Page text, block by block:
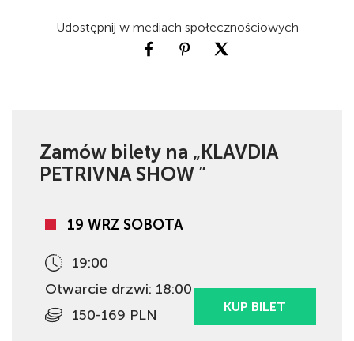
Udostępnij w mediach społecznościowych
Zamów bilety na „KLAVDIA
PETRIVNA SHOW ”
19 WRZ SOBOTA
19:00
Otwarcie drzwi: 18:00
150-169 PLN
KUP BILET